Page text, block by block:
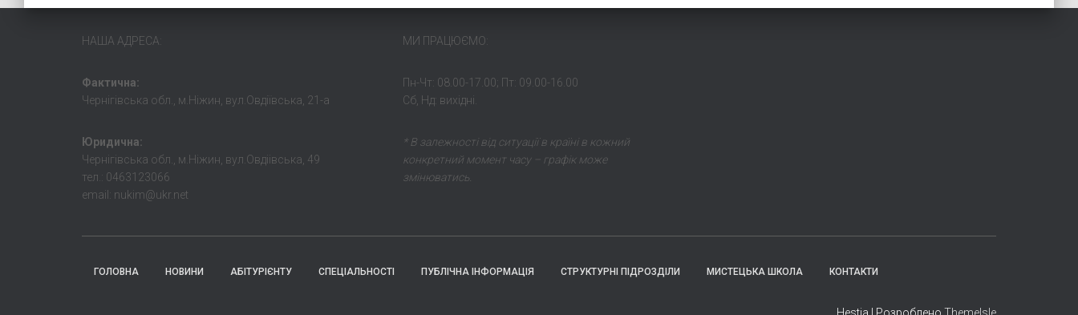
НАША АДРЕСА:
Фактична:
Чернігівська обл., м.Ніжин, вул.Овдіївська, 21-а
Юридична:
Чернігівська обл., м.Ніжин, вул.Овдіівська, 49
тел.: 0463123066
email: nukim@ukr.net
МИ ПРАЦЮЄМО:
Пн-Чт: 08.00-17.00; Пт: 09.00-16.00
Сб, Нд: вихідні.
* В залежності від ситуації в країні в кожний
конкретний момент часу – графік може
змінюватись.
ГОЛОВНА НОВИНИ АБІТУРІЄНТУ СПЕЦІАЛЬНОСТІ ПУБЛІЧНА ІНФОРМАЦІЯ СТРУКТУРНІ ПІДРОЗДІЛИ МИСТЕЦЬКА ШКОЛА КОНТАКТИ